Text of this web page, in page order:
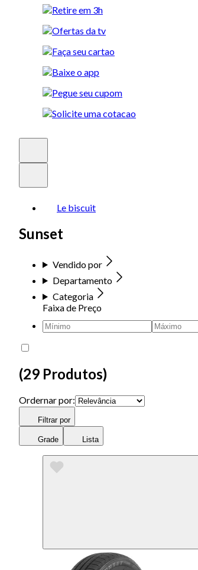
Le biscuit
Sunset
Vendido por
Departamento
Categoria
Faixa de Preço
(29 Produtos)
Ordernar por:
Filtrar por
Grade Lista